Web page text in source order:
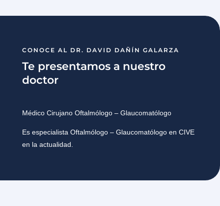
CONOCE AL DR. DAVID DAÑÍN GALARZA
Te presentamos a nuestro
doctor
Médico Cirujano Oftalmólogo – Glaucomatólogo
Es especialista Oftalmólogo – Glaucomatólogo en CIVE
en la actualidad.